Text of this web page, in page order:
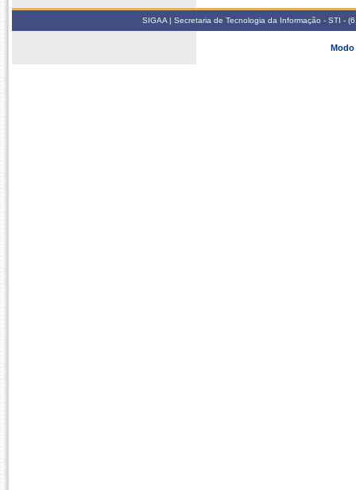
SIGAA | Secretaria de Tecnologia da Informação - STI -
Modo